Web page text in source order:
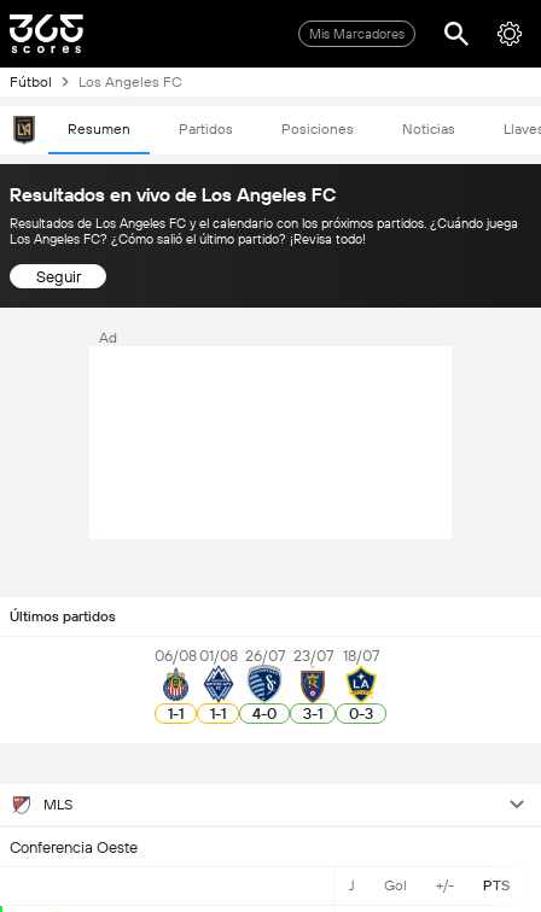
Mis Marcadores
Fútbol Los Angeles FC
Resumen Partidos Posiciones Noticias
Resultados en vivo de Los Angeles FC
Resultados de Los Angeles FC y el calendario con los próximos partidos. ¿Cuándo juega
Los Angeles FC? ¿Cómo salió el último partido? ¡Revisa todo!
Seguir
Ad
Últimos partidos
06/08
1-1
01/08
1-1
26/07
4-0
23/07
3-1
18/07
0-3
MLS
Conferencia Oeste
J Gol +/- PTS